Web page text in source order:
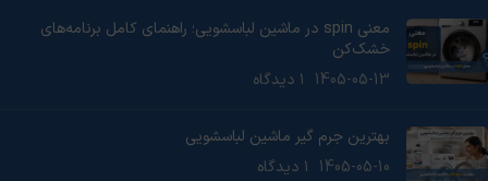
معنی spin در ماشین لباسشویی؛ راهنمای کامل برنامه‌های
خشک‌کن
1405-05-13 ۱ دیدگاه
بهترین جرم گیر ماشین لباسشویی
1405-05-10 ۱ دیدگاه